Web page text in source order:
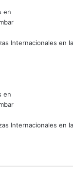
Internacionales en
Internacionales en